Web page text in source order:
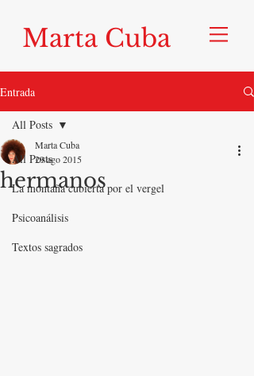
Marta Cuba
Entrada
All Posts
La montaña cubierta por el vergel
Psicoanálisis
Textos sagrados
All Posts
hermanos
Marta Cuba
29 ago 2015